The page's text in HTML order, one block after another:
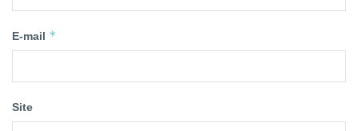
E-mail *
Site